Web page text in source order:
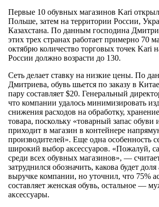
Первые 10 обувных магазинов Kari
Польше, затем на территории России,
Казахстана. По данным господина
этих трех странах работает примерно 70
октябрю количество торговых точек Kari
России должно возрасти до 130.
Сеть делает ставку на низкие цены. По
Дмитриева, обувь шьется по заказу в
пару составляет $20. Генеральный
что компании удалось минимизировать
снижения расходов на обработку,
товара, поскольку «товарный запас обуви
приходит в магазин в контейнере
производителей». Еще одна особенность
широкий выбор аксессуаров. «Пожалуй,
среди всех обувных магазинов», —
затруднился обозначить, какова будет доля
выручке компании, но уточнил, что 75%
составляет женская обувь, остальное —
аксессуары.